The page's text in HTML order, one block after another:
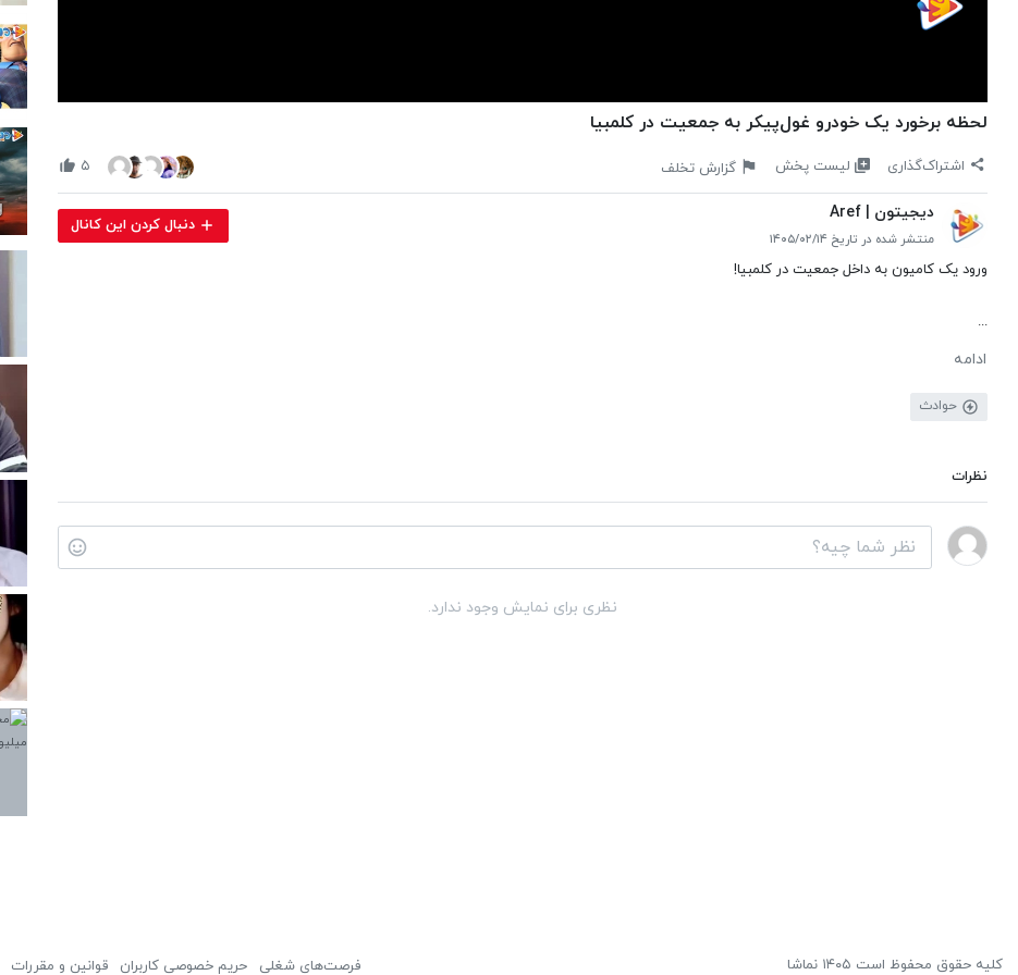
لحظه برخورد یک خودرو غول‌پیکر به جمعیت در کلمبیا
اشتراک‌گذاری لیست پخش گزارش تخلف ۵
دیجیتون | Aref
منتشر شده در تاریخ ۱۴۰۵/۰۲/۱۴
دنبال کردن این کانال
ورود یک کامیون به داخل جمعیت در کلمبیا!
...
ادامه
حوادث
نظرات
نظری برای نمایش وجود ندارد.
کلیه حقوق محفوظ است ۱۴۰۵ نماشا فرصت‌های شغلی حریم خصوصی کاربران قوانین و مقررات